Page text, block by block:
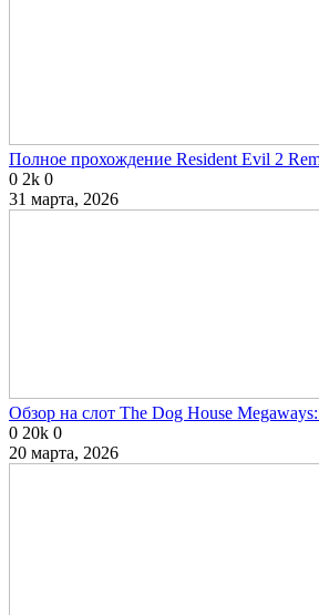
Полное прохождение Resident Evil 2
0 2k 0
31 марта, 2026
Обзор на слот The Dog House
0 20k 0
20 марта, 2026